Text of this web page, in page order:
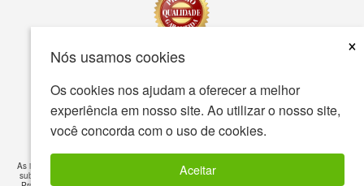
Nós usamos cookies
×
Os cookies nos ajudam a oferecer a melhor
experiência em nosso site. Ao utilizar o nosso site,
você concorda com o uso de cookies.
Aceitar
Acessibilidade Termos de uso política de Privacidade
A política de segurança
As informações fornecidas neste site destina-se ao seu conhecimento geral e não é um
substituto para o médico profissional ou tratamento de condições médicas específicas.